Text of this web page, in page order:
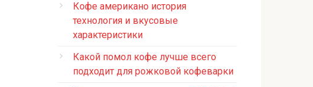
Кофе американо история
технология и вкусовые
характеристики
Какой помол кофе лучше всего
подходит для рожковой кофеварки